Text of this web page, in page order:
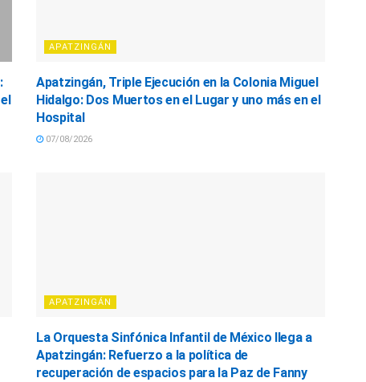
APATZINGÁN
Apatzingán, Triple Ejecución en la Colonia Miguel
Hidalgo: Dos Muertos en el Lugar y uno más en el
Hospital
07/08/2026
APATZINGÁN
La Orquesta Sinfónica Infantil de México llega a
Apatzingán: Refuerzo a la política de
recuperación de espacios para la Paz de Fanny